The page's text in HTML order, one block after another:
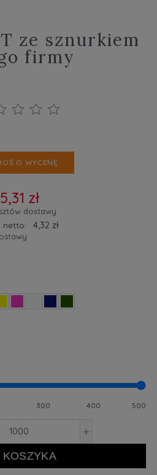
ze sznurkiem
firmy
O WYCENĘ
5,31 zł
dostawy
netto:
4,32 zł
300 400 500
+
KOSZYKA